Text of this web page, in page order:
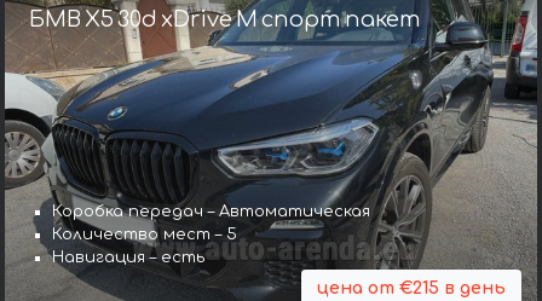
БМВ X5 30d xDrive M спорт пакет
Коробка передач – Автоматическая
Количество мест – 5
Навигация – есть
цена от €215 в день